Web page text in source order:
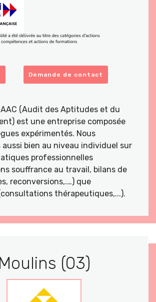
Demande de contact
(Audit des Aptitudes et du
est une entreprise composée
expérimentés. Nous
bien au niveau individuel sur
professionnelles
souffrance au travail, bilans de
reconversions,.…) que
thérapeutiques,...).
Moulins (03)